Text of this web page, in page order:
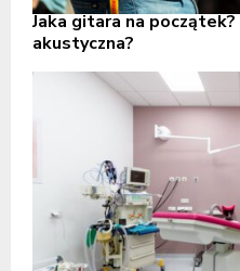
Jaka gitara na początek?
akustyczna?